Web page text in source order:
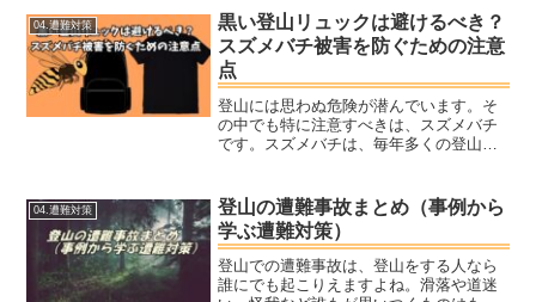
04.遭難対策
黒い登山リュックは避けるべき？
スズメバチ被害を防ぐための注意
点
登山には思わぬ危険が潜んでいます。そ
の中でも特に注意すべきは、スズメバチ
です。スズメバチは、毎年多くの登山者
品に隠されているかもしれません。特に
黒色のリュックは、スズメ...
04.遭難対策
登山の遭難事故まとめ（事例から
学ぶ遭難対策）
登山での遭難事故は、登山をする人なら
誰にでも起こりえますよね。滑落や道迷